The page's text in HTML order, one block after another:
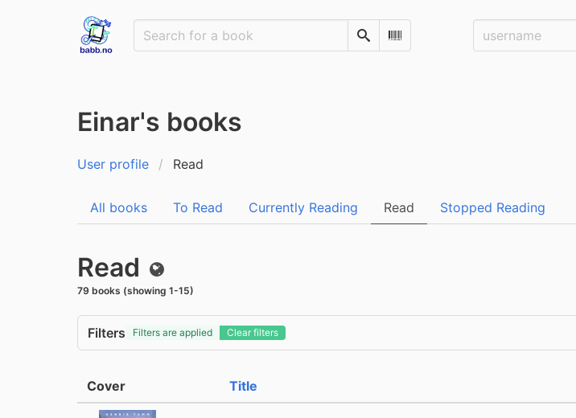
SearchScan Barcode
Username:
Einar's books
User profile Read
All books To Read Currently Reading Read Stopped Reading
Read Public
79 books (showing 1-15)
Filters Filters are applied Clear filters
Cover Title